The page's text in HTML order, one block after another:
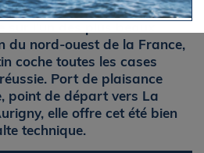
à portée des îles anglo-
sur l’un des plus beaux
du nord-ouest de la France,
coche toutes les cases
Port de plaisance
point de départ vers La
elle offre cet été bien
technique.